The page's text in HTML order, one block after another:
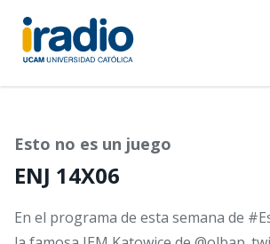
Pasar
contenido
principal
Esto no es un juego
ENJ 14X06
En el programa de esta semana de